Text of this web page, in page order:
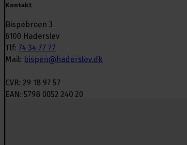
Kontakt
Bispebroen 3
6100 Haderslev
Tlf: 74 34 77 77
Mail: bispen@haderslev.dk
CVR: 29 18 97 57
EAN: 5798 0052 240 20